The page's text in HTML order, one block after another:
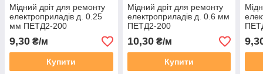
Мідний дріт для ремонту
електроприладів д. 0.25
мм ПЕТД2-200
9,30 ₴/м
Купити
Мідний дріт для ремонту
електроприладів д. 0.6 мм
ПЕТД2-200
10,30₴/м
Купити